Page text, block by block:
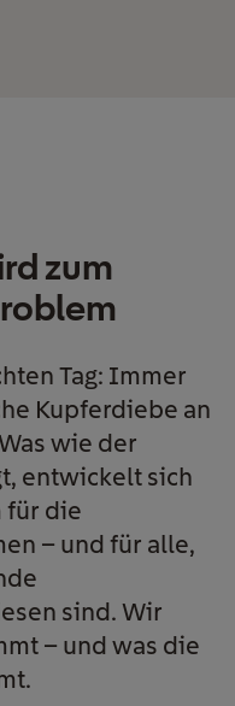
zum
Tag: Immer
Kupferdiebe an
wie der
entwickelt sich
für die
– und für alle,
sind. Wir
– und was die